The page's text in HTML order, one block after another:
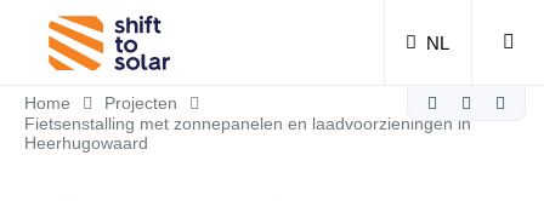
NL
Home
Projecten
Fietsenstalling met zonnepanelen en laadvoorzieningen in
Heerhugowaard